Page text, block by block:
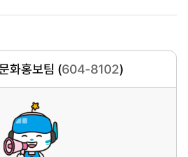
화홍보팀 (604-8102)